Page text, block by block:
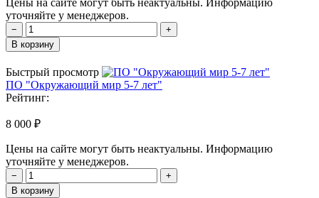
уточняйте у менеджеров.
−
+
В корзину
Быстрый просмотр
ПО "Окружающий мир 5-7 лет"
Рейтинг:
8 000 ₽
Цены на сайте могут быть неактуальны. Информацию
уточняйте у менеджеров.
−
+
В корзину